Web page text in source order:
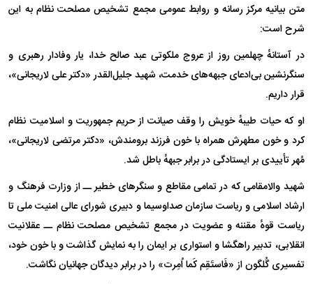
متن بیانیه مرکز رسانه و روابط عمومی مجمع تشخیص مصلحت نظام به این
شرح است:
در آستانهٔ چهلمین روز از عروج ملکوتی عبد صالح خدا، یار وفادار رهبری و
سنگرنشین بی‌ادعای جبهه‌های خدمت، شهید جلیل‌القدر «دکتر علی لاریجانی»،
قرار داریم.
او که حیات طیبهٔ خویش را وقف صیانت از حریم جمهوریت و اسلامیت نظام
کرد و خون مطهرش همراه با خون فرزند برومندش، «دکتر مرتضی لاریجانی»،
مُهر تأییدی بر ایستادگی در برابر جبههٔ باطل شد.
شهید والامقامی که در تمامی مقاطع و سنگر‌های خطیر ــ از وزارت فرهنگ و
ارشاد اسلامی و ریاست سازمان صداوسیما و دبیری شورای عالی امنیت ملی تا
ریاست قوهٔ مقننه و عضویت در مجمع تشخیص مصلحت نظام ــ عقلانیت
انقلابی، تدبیر راهگشا و استواری بر ایمان را به نمایش گذاشت و با خون خود،
تفسیری گُلگون از «فَاستَقِم کَما اُمِرت» را در برابر دیدگان جهانیان نگاشت.